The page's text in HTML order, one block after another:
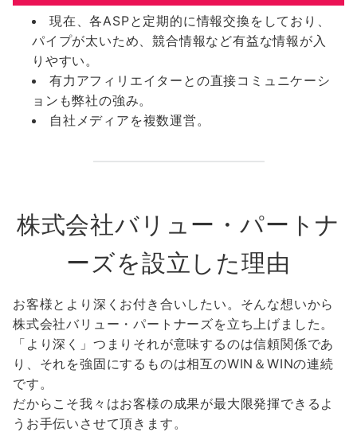
現在、各ASPと定期的に情報交換をしており、
パイプが太いため、競合情報など有益な情報が入
りやすい。
有力アフィリエイターとの直接コミュニケーシ
ョンも弊社の強み。
自社メディアを複数運営。
株式会社バリュー・パートナ
ーズを設立した理由
お客様とより深くお付き合いしたい。そんな想いから
株式会社バリュー・パートナーズを立ち上げました。
「より深く」つまりそれが意味するのは信頼関係であ
り、それを強固にするものは相互のWIN＆WINの連続
です。
だからこそ我々はお客様の成果が最大限発揮できるよ
うお手伝いさせて頂きます。